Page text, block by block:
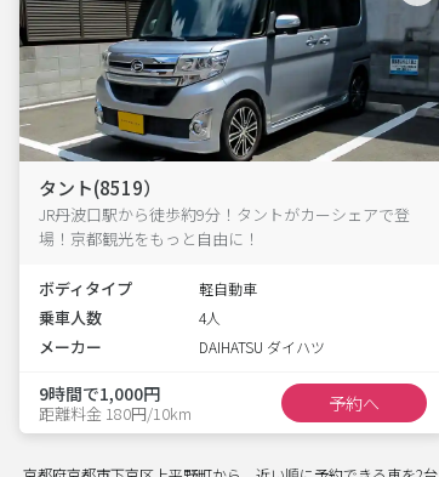
タント(8519）
JR丹波口駅から徒歩約9分！タントがカーシェアで登
場！京都観光をもっと自由に！
ボディタイプ 軽自動車
乗車人数 4人
メーカー DAIHATSU ダイハツ
9時間で1,000円
距離料金 180円/10km 予約へ